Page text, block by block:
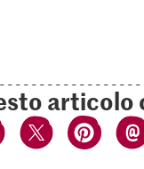
articolo